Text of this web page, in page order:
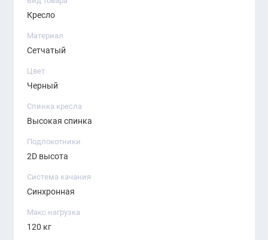
Кресло
Материал
Сетчатый
Цвет
Черный
Спинка кресла
Высокая спинка
Подлокотники
2D высота
Система качания
Синхронная
Макс нагрузка
120 кг